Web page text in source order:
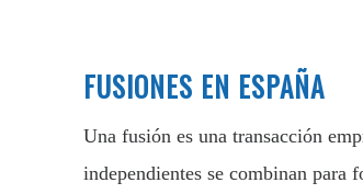
FUSIONES EN ESPAÑA
Una fusión es una transacción
independientes se combinan para